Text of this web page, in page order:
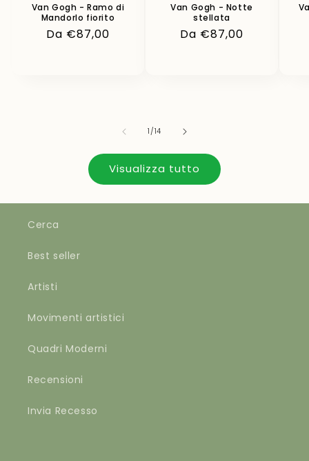
Van Gogh - Ramo di
Mandorlo fiorito
Prezzo
Da €87,00
Van Gogh - Notte
stellata
Prezzo
Da €87,00
1/su
14
Visualizza tutto
Cerca
Best seller
Artisti
Movimenti artistici
Quadri Moderni
Recensioni
Invia Recesso